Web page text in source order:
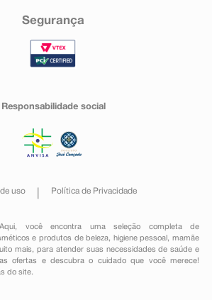
Segurança
Responsabilidade social
uso Política de Privacidade
você encontra uma seleção completa de
e produtos de beleza, higiene pessoal ,mamãe
mais, para atender suas necessidades de saúde e
ofertas e descubra o cuidado que você merece!
do site.